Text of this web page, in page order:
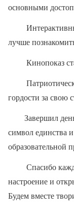
основными
лучше
Кинопоказ
гордости за свою
Завершил
символ единства
образовательной
Спасибо
настроение и
Будем вместе